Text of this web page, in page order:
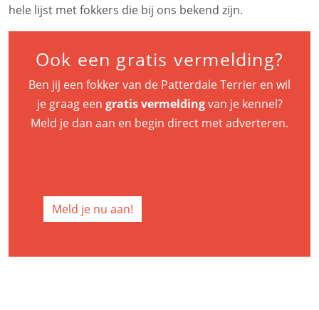
hele lijst met fokkers die bij ons bekend zijn.
Ook een gratis vermelding?
Ben jij een fokker van de Patterdale Terrier en wil
je graag een gratis vermeldingvan je kennel?
Meld je dan aan en begin direct met adverteren.
Meld je nu aan!